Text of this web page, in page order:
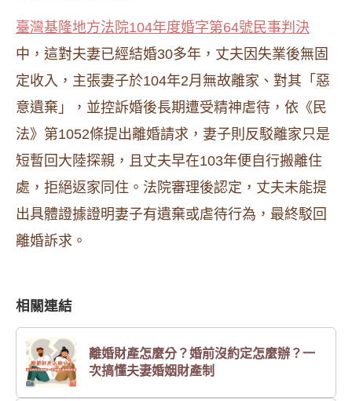
臺灣基隆地方法院104年度婚字第64號民事判決
中，這對夫妻已經結婚30多年，丈夫因失業後無固
定收入，主張妻子於104年2月無故離家、對其「惡
意遺棄」，並控訴婚後長期遭受精神虐待，依《民
法》第1052條提出離婚請求，妻子則反駁離家只是
短暫回大陸探親，且丈夫早在103年便自行搬離住
處，拒絕返家同住。法院審理後認定，丈夫未能提
出具體證據證明妻子有遺棄或虐待行為，最終駁回
離婚訴求。
相關連結
離婚財產怎麼分？婚前沒約定怎麼辦？一
次搞懂夫妻婚姻財產制